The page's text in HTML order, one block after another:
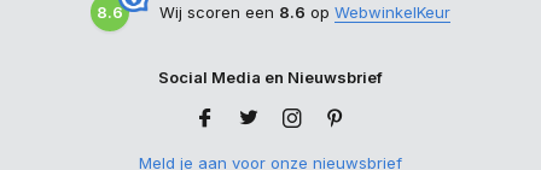
8.6 Wij scoren een 8.6 op WebwinkelKeur
Social Media en Nieuwsbrief
Meld je aan voor onze nieuwsbrief